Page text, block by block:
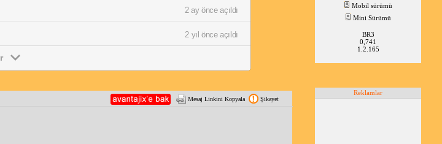
2 ay önce açıldı
2 yıl önce açıldı
Mesaj Linkini Kopyala Şikayet
Mobil sürümü
Mini Sürümü
BR3
0,741
1.2.165
Reklamlar